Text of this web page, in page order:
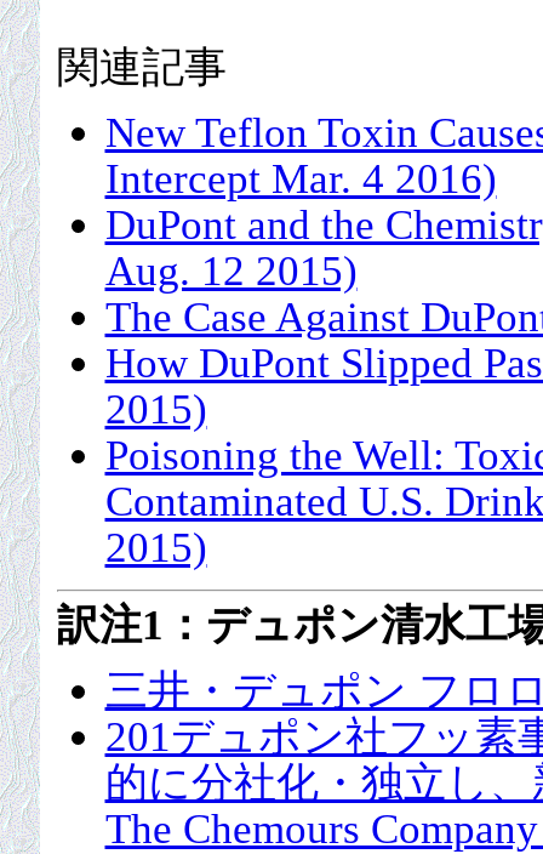
関連記事
New Teflon Toxin
Intercept Mar. 4 2016)
DuPont and the
Aug. 12 2015)
The Case Against
How DuPont Slipped
2015)
Poisoning the Well:
Contaminated U.S.
2015)
訳注1：デュポン清水工
三井・デュポン フロ
201デュポン社フッ素
的に分社化・独立し
The Chemours